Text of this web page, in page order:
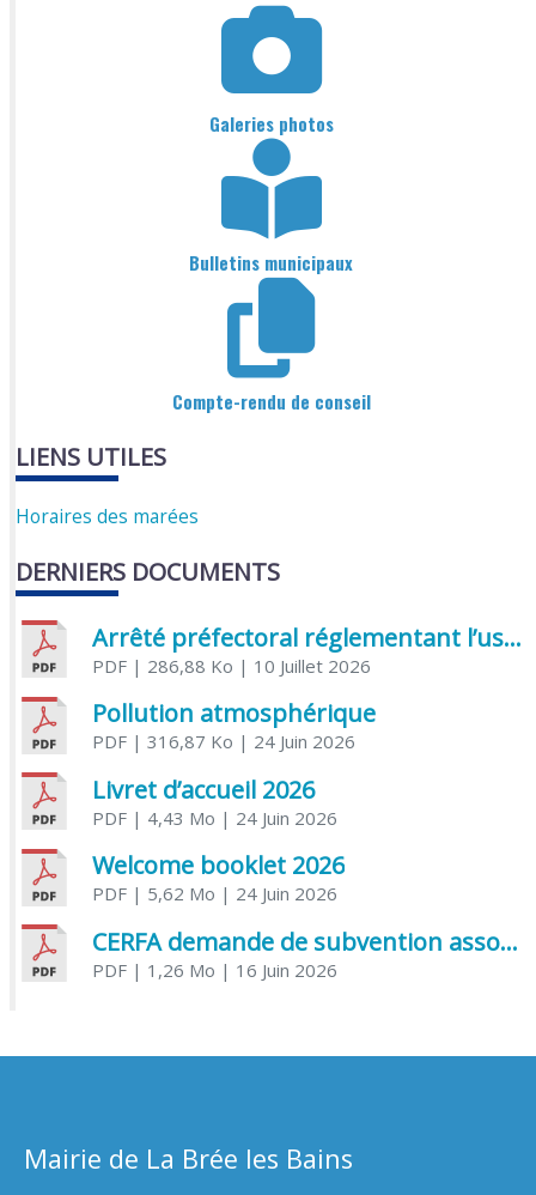
Galeries photos
Bulletins municipaux
Compte-rendu de conseil
LIENS UTILES
Horaires des marées
DERNIERS DOCUMENTS
Arrêté préfectoral réglementant l’usage de l’eau
PDF| 286,88 Ko | 10 Juillet 2026
Pollution atmosphérique
PDF| 316,87 Ko | 24 Juin 2026
Livret d’accueil 2026
PDF| 4,43 Mo | 24 Juin 2026
Welcome booklet 2026
PDF| 5,62 Mo | 24 Juin 2026
CERFA demande de subvention association
PDF| 1,26 Mo | 16 Juin 2026
Mairie de La Brée les Bains